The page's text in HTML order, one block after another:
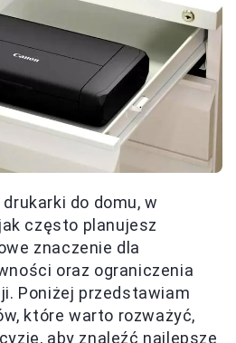
do domu, w
często planujesz
znaczenie dla
oraz ograniczenia
Poniżej przedstawiam
które warto rozważyć,
aby znaleźć najlepsze